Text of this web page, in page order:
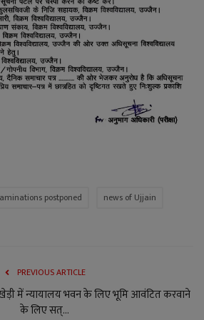
postponed news of Ujjain
PREVIOUS ARTICLE
में न्यायालय भवन के लिए भूमि आवंटित करवाने
के लिए सत्...